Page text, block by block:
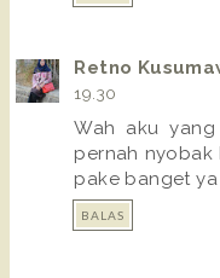
Retno
19.30
Wah aku
pernah nyobak
pake banget ya
BALAS